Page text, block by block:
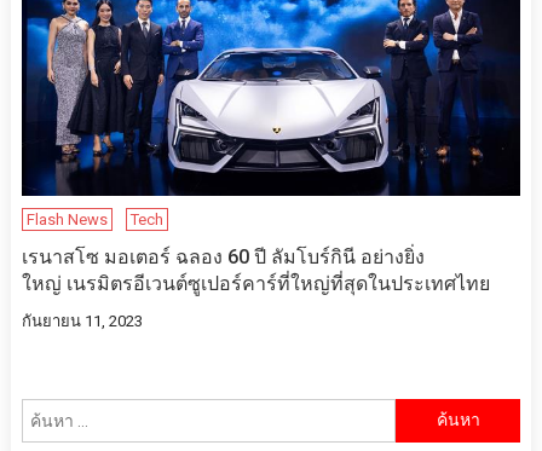
Flash News Tech
เรนาสโซ มอเตอร์ ฉลอง 60 ปี ลัมโบร์กินี อย่างยิ่ง
ใหญ่ เนรมิตรอีเวนต์ซูเปอร์คาร์ที่ใหญ่ที่สุดในประเทศไทย
กันยายน 11, 2023